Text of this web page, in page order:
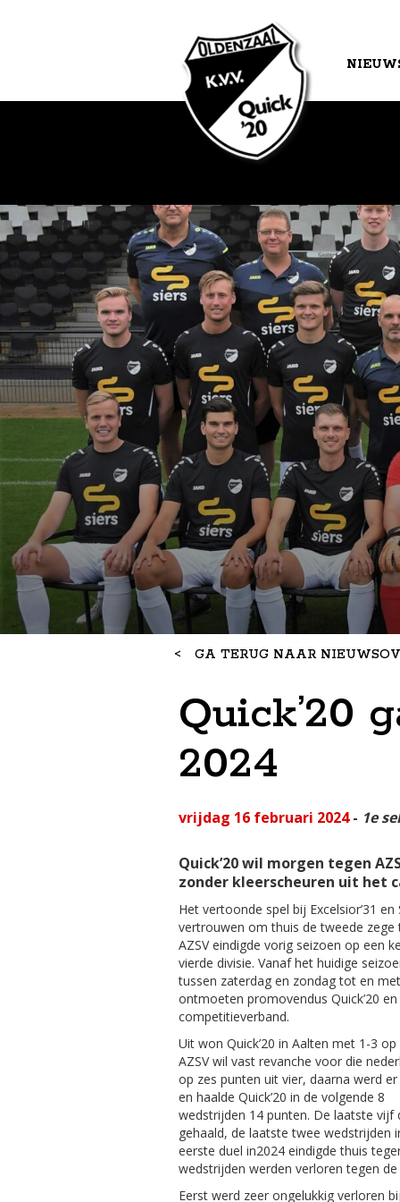
< GA TERUG NAAR
Quick’20
2024
vrijdag 16 februari 2024- 1e
Quick’20 wil morgen tegen
zonder kleerscheuren uit het
Het vertoonde spel bij Excelsior’31
vertrouwen om thuis de tweede zege
AZSV eindigde vorig seizoen op een
vierde divisie. Vanaf het huidige
tussen zaterdag en zondag tot en
ontmoeten promovendus Quick’20
competitieverband.
Uit won Quick’20 in Aalten met 1-3
AZSV wil vast revanche voor die
op zes punten uit vier, daarna werd
en haalde Quick’20 in de volgende 8
wedstrijden 14 punten. De laatste vijf
gehaald, de laatste twee wedstrijden
eerste duel in2024 eindigde thuis
wedstrijden werden verloren tegen
Eerst werd zeer ongelukkig verloren